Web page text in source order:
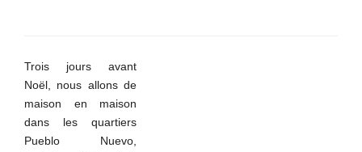
Trois jours avant
Noël, nous allons de
maison en maison
dans les quartiers
Pueblo Nuevo,